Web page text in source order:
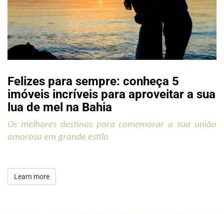
Felizes para sempre: conheça 5
imóveis incríveis para aproveitar a sua
lua de mel na Bahia
Os melhores destinos para comemorar a sua união
amorosa em grande estilo
Learn more